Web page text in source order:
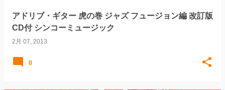
アドリブ・ギター 虎の巻 ジャズ フュージョン編 改訂版
CD付 シンコーミュージック
2月 07, 2013
0